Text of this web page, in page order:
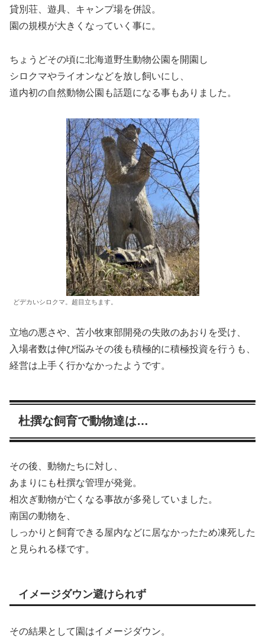
貸別荘、遊具、キャンプ場を併設。
園の規模が大きくなっていく事に。
ちょうどその頃に北海道野生動物公園を開園し
シロクマやライオンなどを放し飼いにし、
道内初の自然動物公園も話題になる事もありました。
どデカいシロクマ。超目立ちます。
立地の悪さや、苫小牧東部開発の失敗のあおりを受け、
入場者数は伸び悩みその後も積極的に積極投資を行うも、
経営は上手く行かなかったようです。
杜撰な飼育で動物達は…
その後、動物たちに対し、
あまりにも杜撰な管理が発覚。
相次ぎ動物が亡くなる事故が多発していました。
南国の動物を、
しっかりと飼育できる屋内などに居なかったため凍死した
と見られる様です。
イメージダウン避けられず
その結果として園はイメージダウン。